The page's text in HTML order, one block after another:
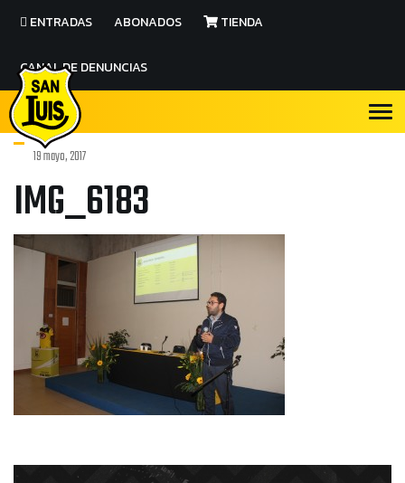
ENTRADAS ABONADOS TIENDA
CANAL DE DENUNCIAS
19 mayo, 2017
IMG_6183